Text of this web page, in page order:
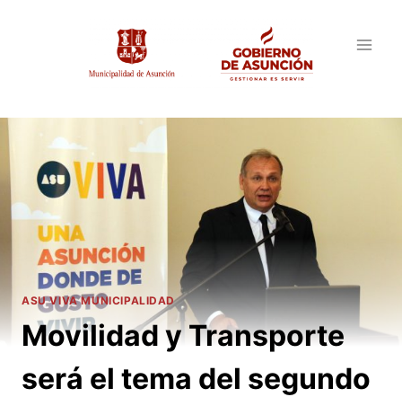
ASU VIVA MUNICIPALIDAD
Movilidad y Transporte
será el tema del segundo